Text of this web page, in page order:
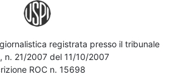
registrata presso il tribunale
n. 21/2007 del 11/10/2007
ROC n. 15698